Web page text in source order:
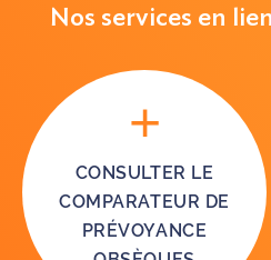
Nos services en
CONSULTER LE
COMPARATEUR DE
PRÉVOYANCE